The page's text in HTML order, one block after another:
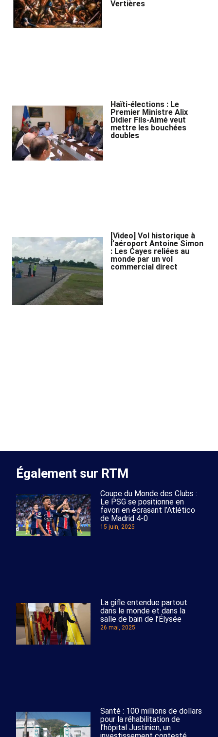
Vertières
Haïti-élections : Le
Premier Ministre Alix
Didier Fils-Aimé veut
mettre les bouchées
doubles
[Video] Vol historique à
l’aéroport Antoine Simon
: Les Cayes reliées au
monde par un vol
commercial direct
Également sur RTM
Coupe du Monde des Clubs :
Le PSG se positionne en
favori en écrasant l’Atlético
de Madrid 4-0
15 juin, 2025
La gifle entendue partout
dans le monde et dans la
salle de bain de l’Élysée
26 mai, 2025
Santé : 100 millions de dollars
pour la réhabilitation de
l’hôpital Justinien, un